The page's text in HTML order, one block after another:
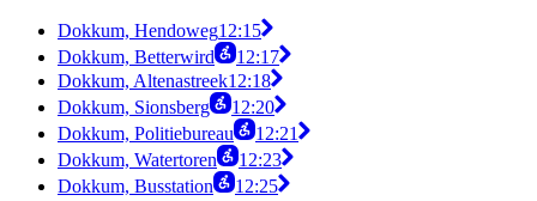
Dokkum, Hendoweg12:15
Dokkum, Betterwird
12:17
Dokkum, Altenastreek12:18
Dokkum, Sionsberg
12:20
Dokkum, Politiebureau
12:21
Dokkum, Watertoren
12:23
Dokkum, Busstation
12:25